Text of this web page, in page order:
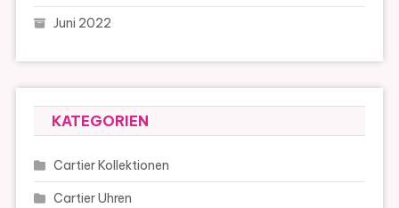
Juni 2022
KATEGORIEN
Cartier Kollektionen
Cartier Uhren